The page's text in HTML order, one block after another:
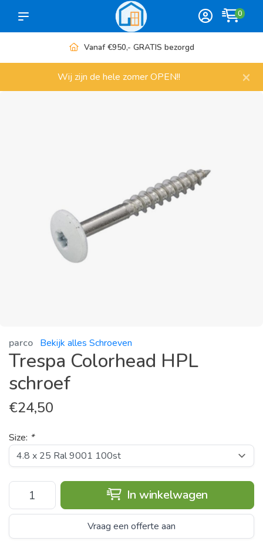
0
Vanaf €950,- GRATIS bezorgd
Wij zijn de hele zomer OPEN!! ×
parco Bekijk alles Schroeven
Trespa Colorhead HPL
schroef
€24,50
Size: *
In winkelwagen
Vraag een offerte aan